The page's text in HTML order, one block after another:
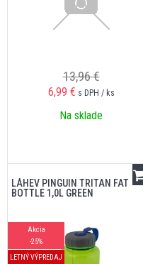
13,96 €
6,99 € s DPH / ks
Na sklade
LÁHEV PINGUIN TRITAN FAT
BOTTLE 1,0L GREEN
Akcia
-25%
LETNÝ VÝPREDAJ